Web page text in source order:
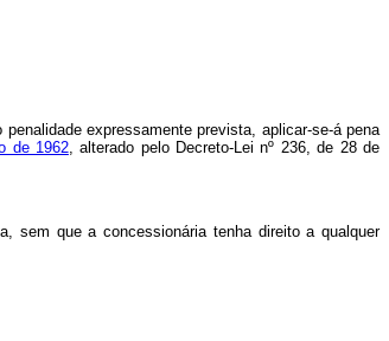
expressamente prevista, aplicar-se-á pena
de 1962, alterado pelo Decreto-Lei nº 236, de 28 de
sem que a concessionária tenha direito a qualquer